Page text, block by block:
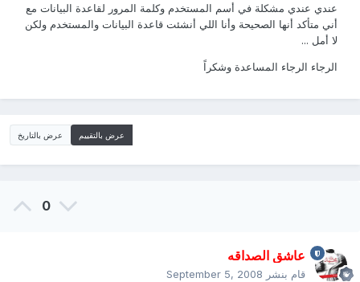
عندي عندي مشكلة في أسم المستخدم وكلمة المرور لقاعدة البيانات مع
أني متأكد أنها الصحيحة وأنا اللي أنشئت قاعدة البيانات والمستخدم ولكن
لا أمل ...
الرجاء الرجاء المساعدة وشكراً
عرض بالتقييم عرض بالتاريخ
0
عاشق الصداقه
قام بنشر September 5, 2008